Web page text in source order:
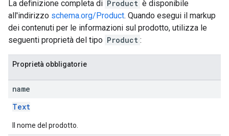
La definizione completa di Product è disponibile
all'indirizzo schema.org/Product. Quando esegui il markup
dei contenuti per le informazioni sul prodotto, utilizza le
seguenti proprietà del tipo Product :
Proprietà obbligatorie
name
Text
Il nome del prodotto.